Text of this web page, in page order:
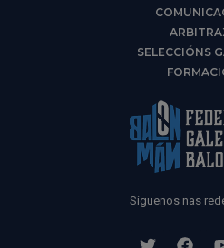
SELECCIÓNS
Síguenos nas